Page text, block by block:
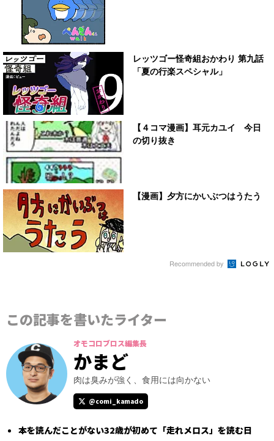
レッツゴー怪奇組おかわり 第九話
「夏の行楽スペシャル」
【４コマ漫画】耳元カユイ 今日
の切り抜き
【漫画】夕方にかいぶつはうたう
Recommended by
この記事を書いたライター
オモコロブロス編集長
かまど
肉は臭みが強く、食用には向かない
@comi_kamado
本を読んだことがない32歳が初めて「走れメロス」を読む日